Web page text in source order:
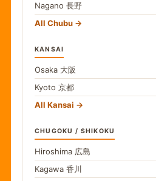
Nagano 長野
All Chubu
KANSAI
Osaka 大阪
Kyoto 京都
All Kansai
CHUGOKU / SHIKOKU
Hiroshima 広島
Kagawa 香川